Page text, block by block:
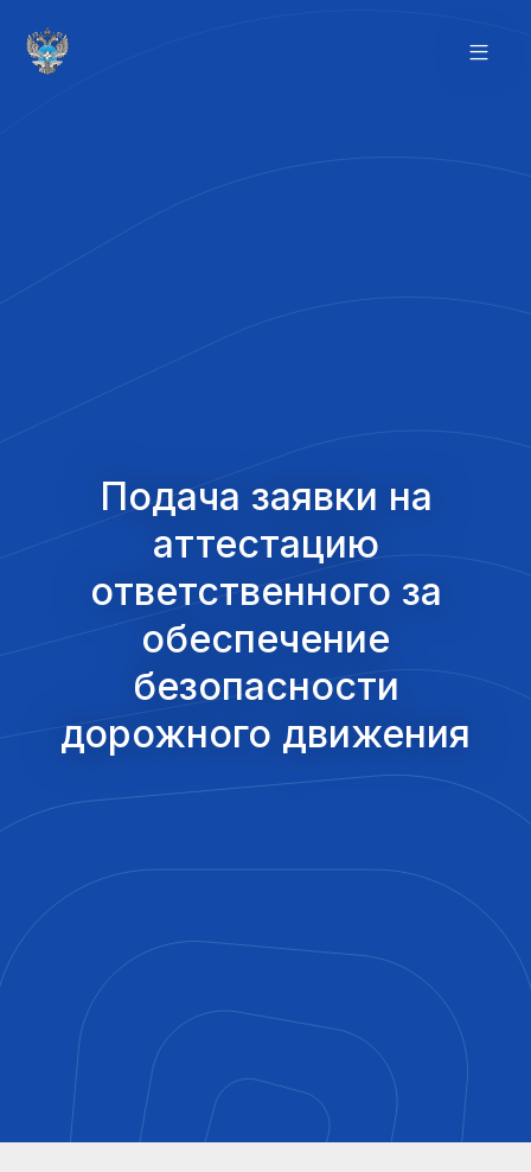
Подача заявки на
аттестацию
ответственного за
обеспечение
безопасности
дорожного движения